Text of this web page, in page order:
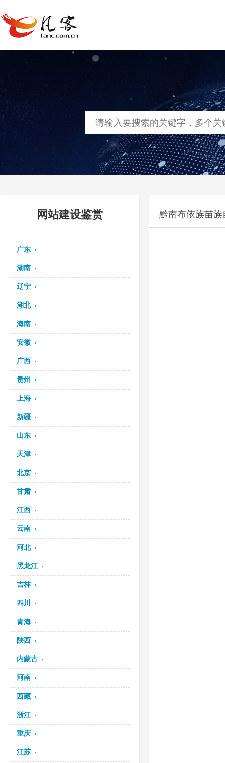
网站建设 软件定制
网站建设鉴赏
广东
湖南
辽宁
湖北
海南
安徽
广西
贵州
上海
新疆
山东
天津
北京
甘肃
江西
云南
河北
黑龙江
吉林
四川
青海
陕西
内蒙古
河南
西藏
浙江
重庆
江苏
黔南布依族苗族